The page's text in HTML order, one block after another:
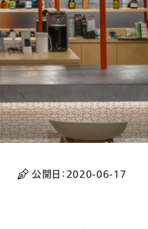
公開日： 2020-06-17